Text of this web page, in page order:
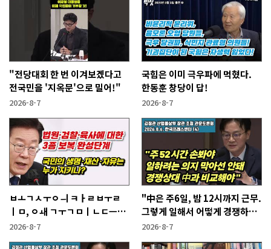
"전당대회 한 번 이겨보겠다고
전국민을 '지옥문'으로 밀어!"
2026-8-7
국힘은 이미 극우파에 먹혔다.
한동훈 창당이 답!
2026-8-7
ㅂㅗㄱㅅㅜㅇㅢ ㅋㅏㄹㅂㅜㄹ
ㅣㅁ, ㅇㅙ ㄱㅜㄱㅁㅣㄴㄷㅡㄹ
ㅇㅣ ㄷㅏㅇㅎㅐㅇㅑ ㅎㅏㄴㅏ?
2026-8-7
"中은 주6일, 밤 12시까지 근무.
그렇게 일해서 어떻게 경쟁하냐
반문하더라"
2026-8-7